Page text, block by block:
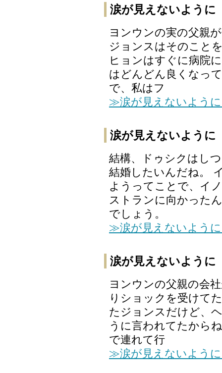
涙が見えないよう
ヨンウンの実の父親
ジョンスはそのこと
ヒョンはすぐに病院
はどんどん良くなっ
で、私はフ
≫涙が見えないよう
涙が見えないよう
結構、ドゥシクはし
結婚したいんだね。
ようってことで、イ
ストランに向かった
でしょう。
≫涙が見えないよう
涙が見えないよう
ヨンウンの父親の会
りショックを受けて
たジョンスだけど、
うに言われてたから
で連れて行
≫涙が見えないよう